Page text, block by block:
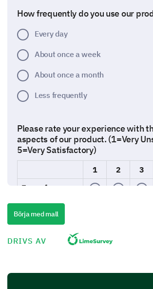
How frequently do you use our
Every day
About once a week
About once a month
Less frequently
Please rate your experience with
aspects of our product. (1=Very
5=Very Satisfactory)
1 2 3
Ease of use
Performance
Value for money
Börja med mall
DRIVS AV